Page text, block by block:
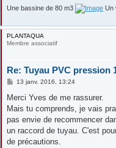
Une bassine de 80 m3 Un
PLANTAQUA
Membre associatif
Re: Tuyau PVC pression
M
s
a
g
13 janv. 2016, 13:24
Merci Yves de me rassurer.
Mais tu comprends, je vais
pas envie de recommencer
un raccord de tuyau. C'est
de précautions.